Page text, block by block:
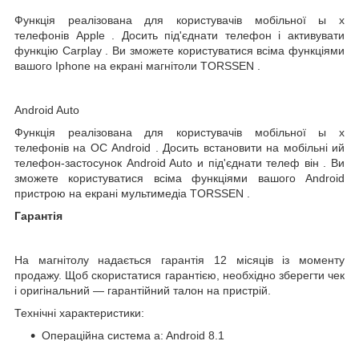
Функція реалізована для користувачів мобільної ы
х
телефонів Apple
. Досить під'єднати телефон і активувати
функцію Carplay
. Ви зможете користуватися всіма функціями
вашого Iphone на екрані магнітоли TORSSEN
Android Auto
Функція реалізована для користувачів мобільної
ы
х
телефонів на ОСAndroid . Досить встановити на мобільні ий
телефон-застосунок Android Auto и під'єднати телеф він
Ви
зможете користуватися всіма функціями вашого Android
пристрою на екрані мультимедіа TORSSEN
Гарантія
На магнітолу надається гарантія 12 місяців із моменту
продажу. Щоб скористатися гарантією, необхідно зберегти чек
і оригінальний — гарантійний талон на пристрій.
Технічні характеристики:
Операційна система а: Android 8.1